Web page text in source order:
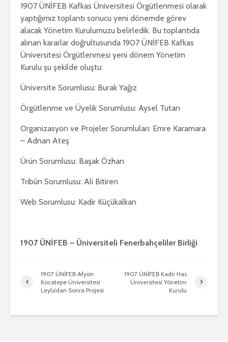
1907 ÜNİFEB Kafkas Üniversitesi Örgütlenmesi olarak
yaptığımız toplantı sonucu yeni dönemde görev
alacak Yönetim Kurulumuzu belirledik. Bu toplantıda
alınan kararlar doğrultusunda 1907 ÜNİFEB Kafkas
Üniversitesi Örgütlenmesi yeni dönem Yönetim
Kurulu şu şekilde oluştu:
Üniversite Sorumlusu: Burak Yağız
Örgütlenme ve Üyelik Sorumlusu: Aysel Tutan
Organizasyon ve Projeler Sorumluları: Emre Karamara
– Adnan Ateş
Ürün Sorumlusu: Başak Özhan
Tribün Sorumlusu: Ali Bitiren
Web Sorumlusu: Kadir Küçükalkan
1907 ÜNİFEB – Üniversiteli Fenerbahçeliler Birliği
1907 ÜNİFEB Afyon
Kocatepe Üniversitesi
Leyla’dan Sonra Projesi
1907 ÜNİFEB Kadir Has
Üniversitesi Yönetim
Kurulu